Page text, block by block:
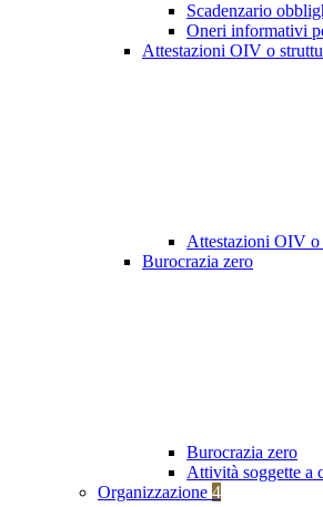
Scadenzario
Oneri informativi
Attestazioni OIV o
Attestazioni OIV o
Burocrazia zero
Burocrazia zero
Attività soggette a
Organizzazione 4